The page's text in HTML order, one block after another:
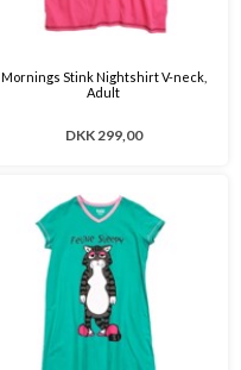
Mornings Stink Nightshirt V-neck,
Adult
DKK 299,00